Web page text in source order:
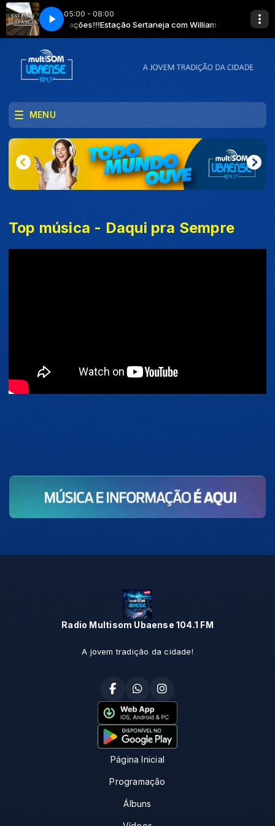
05:00 - 08:00
Evite aglomerações!!!Estação Sertaneja com William Massardi - Use
MENU
Top música - Daqui pra Sempre
Radio Multisom Ubaense 104.1 FM
A jovem tradição da cidade!
Página Inicial
Programação
Álbuns